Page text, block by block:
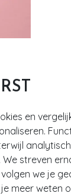
en
streven
we je
meer weten
in Black